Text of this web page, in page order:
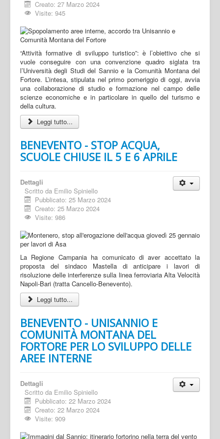
Creato: 27 Marzo 2024
Visite: 945
“Attività formative di sviluppo turistico”: è l’obiettivo che si
vuole conseguire con una convenzione quadro siglata tra
l’Università degli Studi del Sannio e la Comunità Montana del
Fortore. L’intesa, stipulata nel primo pomeriggio di oggi, avvia
una collaborazione di studio e formazione nel campo delle
scienze economiche e in particolare in quello del turismo e
della cultura.
Leggi tutto...
BENEVENTO - STOP ACQUA,
SCUOLE CHIUSE IL 5 E 6 APRILE
Dettagli
Scritto da Emilio Spiniello
Pubblicato: 25 Marzo 2024
Creato: 25 Marzo 2024
Visite: 986
La Regione Campania ha comunicato di aver accettato la
proposta del sindaco Mastella di anticipare i lavori di
risoluzione delle interferenze sulla linea ferroviaria Alta Velocità
Napoli-Bari (tratta Cancello-Benevento).
Leggi tutto...
BENEVENTO - UNISANNIO E
COMUNITÀ MONTANA DEL
FORTORE PER LO SVILUPPO DELLE
AREE INTERNE
Dettagli
Scritto da Emilio Spiniello
Pubblicato: 22 Marzo 2024
Creato: 22 Marzo 2024
Visite: 909